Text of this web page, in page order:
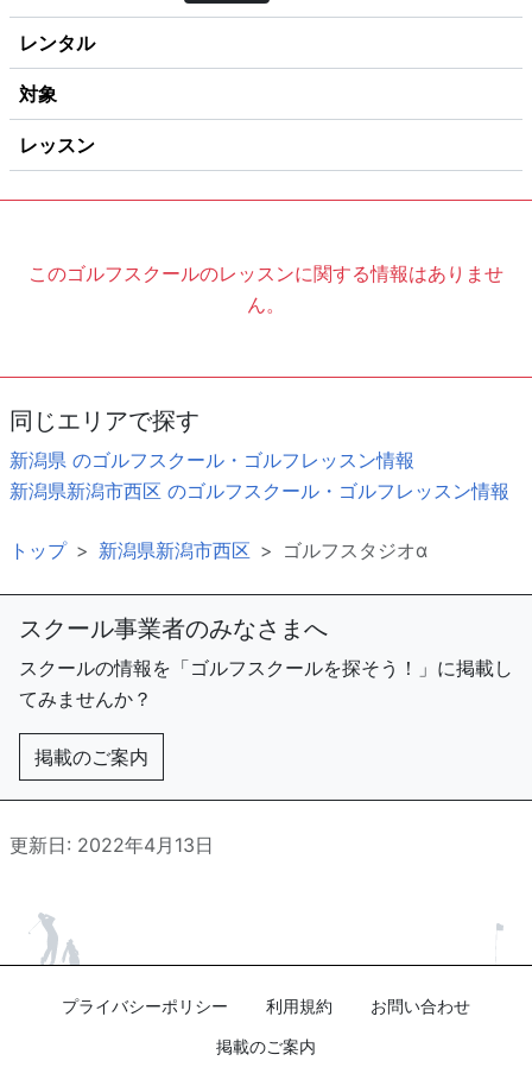
レンタル
対象
レッスン
このゴルフスクールのレッスンに関する情報はありませ
ん。
同じエリアで探す
新潟県 のゴルフスクール・ゴルフレッスン情報
新潟県新潟市西区 のゴルフスクール・ゴルフレッスン情報
トップ 新潟県新潟市西区 ゴルフスタジオα
スクール事業者のみなさまへ
スクールの情報を「ゴルフスクールを探そう！」に掲載し
てみませんか？
掲載のご案内
更新日: 2022年4月13日
プライバシーポリシー 利用規約
お問い合わせ
掲載のご案内